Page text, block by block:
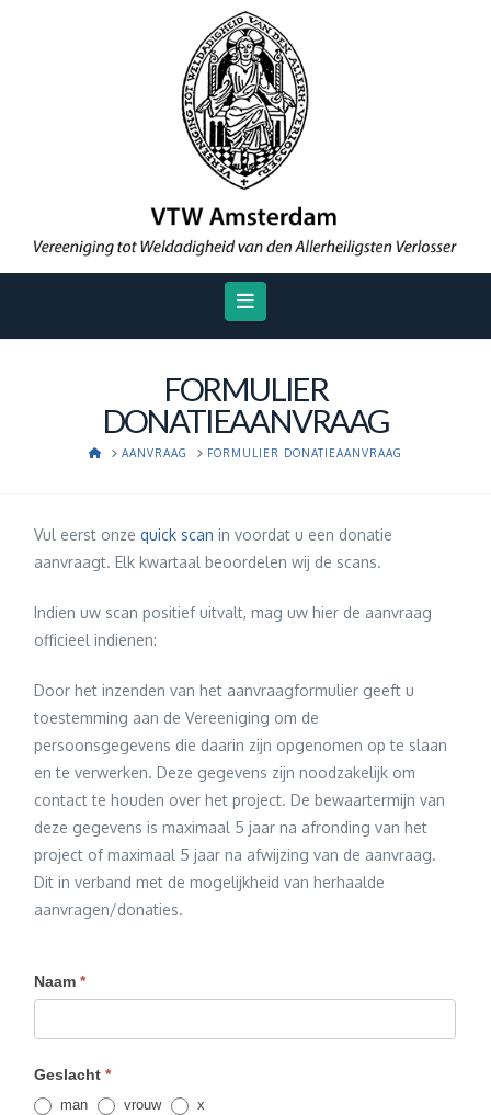
Navigation
FORMULIER
DONATIEAANVRAAG
HOMEAANVRAAG FORMULIER DONATIEAANVRAAG
Vul eerst onzequick scan in voordat u een donatie
aanvraagt.Elk kwartaal beoordelen wij de scans.
Indien uw scan positief uitvalt, mag uw hier de aanvraag
officieel indienen:
Door het inzenden van het aanvraagformulier geeft u
toestemming aan de Vereeniging om de
persoonsgegevens die daarin zijn opgenomen op te slaan
en te verwerken. Deze gegevens zijn noodzakelijk om
contact te houden over het project. De bewaartermijn van
deze gegevens is maximaal 5 jaar na afronding van het
project of maximaal 5 jaar na afwijzing van de aanvraag.
Dit in verband met de mogelijkheid van herhaalde
aanvragen/donaties.
Naam*
Geslacht*
man vrouw x